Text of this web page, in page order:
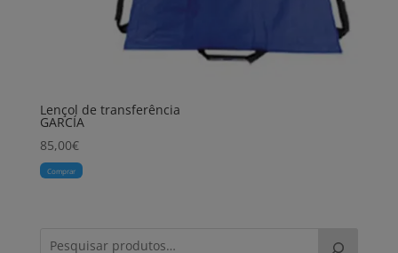
Lençol de transferência
GARCÍA
85,00€
Comprar